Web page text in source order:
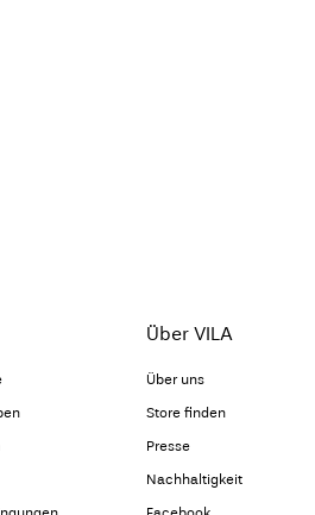
Über VILA
Über uns
Store finden
Presse
Nachhaltigkeit